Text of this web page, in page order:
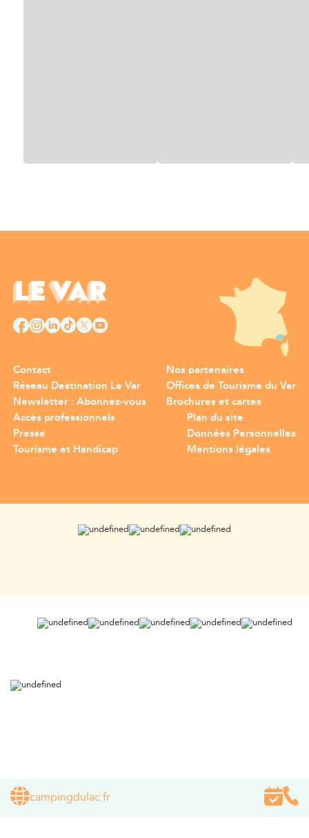
campingdulac.fr
Contact
Réseau Destination Le Var
Newsletter : Abonnez-vous
Nos partenaires
Offices de Tourisme du Var
Brochures et cartes
Accès professionnels
Presse
Tourisme et Handicap
Plan du site
Données Personnelles
Mentions légales